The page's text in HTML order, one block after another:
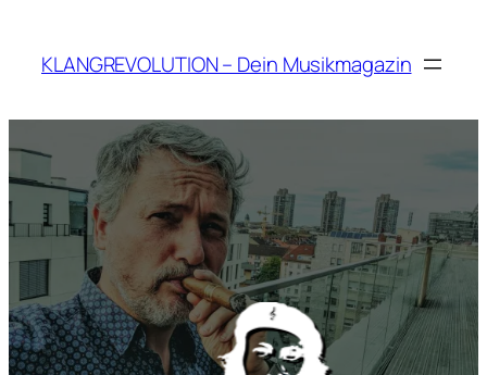
springen
KLANGREVOLUTION – Dein Musikmagazin